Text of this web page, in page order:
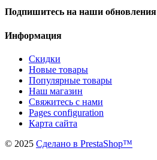
Подпишитесь на наши обновления
Информация
Скидки
Новые товары
Популярные товары
Наш магазин
Свяжитесь с нами
Pages configuration
Карта сайта
© 2025 Сделано в PrestaShop™